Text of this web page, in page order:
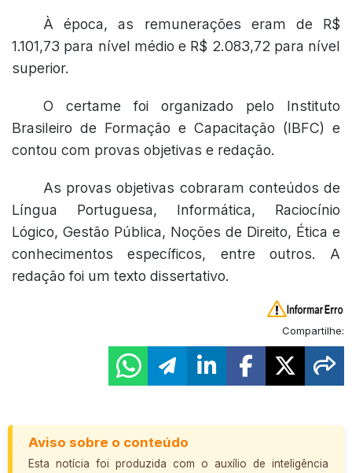
À época, as remunerações eram de R$
1.101,73 para nível médio e R$ 2.083,72 para nível
superior.
O certame foi organizado pelo Instituto
Brasileiro de Formação e Capacitação (IBFC) e
contou com provas objetivas e redação.
As provas objetivas cobraram conteúdos de
Língua Portuguesa, Informática, Raciocínio
Lógico, Gestão Pública, Noções de Direito, Ética e
conhecimentos específicos, entre outros. A
redação foi um texto dissertativo.
Compartilhe:
Aviso sobre o conteúdo
Esta notícia foi produzida com o auxílio de inteligência